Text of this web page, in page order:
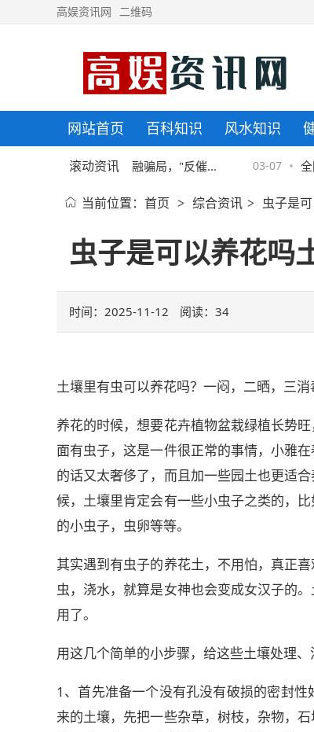
高娱资讯网 二维码
网站首页 百科知识 风水知识
滚动资讯
金融协助警方破获金融骗局，"反催 03-07 全
院揭
当前位置： 首页 > 综合资讯 > 虫子是
虫子是可以养花吗
时间：2025-11-12 阅读： 34
土壤里有虫可以养花吗？一闷，二晒，三消
养花的时候，想要花卉植物盆栽绿植长势
面有虫子，这是一件很正常的事情，小雅
的话又太奢侈了，而且加一些园土也更适
候，土壤里肯定会有一些小虫子之类的，
的小虫子，虫卵等等。
其实遇到有虫子的养花土，不用怕，真正
虫，浇水，就算是女神也会变成女汉子的
用了。
用这几个简单的小步骤，给这些土壤处理、
1、首先准备一个没有孔没有破损的密封
来的土壤，先把一些杂草，树枝，杂物，